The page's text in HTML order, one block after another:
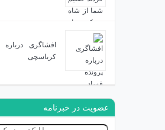
افشاگری
کرباسچی
عضویت در خبرنامه